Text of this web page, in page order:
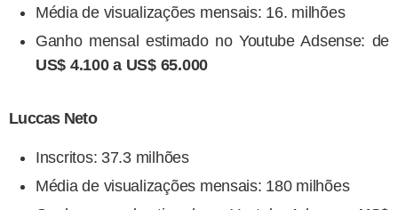
Média de visualizações mensais: 16. milhões
Ganho mensal estimado no Youtube Adsense: de
US$ 4.100 a US$ 65.000
Luccas Neto
Inscritos: 37.3 milhões
Média de visualizações mensais: 180 milhões